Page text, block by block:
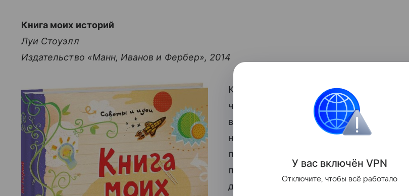
Книга моих историй
Луи Стоуэлл
Издательство «Манн, Иванов и Фербер», 2014
Конечно, кто-то скажет, что для того,
чтобы писать книги, нужен талант. И
вообще, так просто ничего не напишешь,
нужно долго и усердно учиться
писательскому мастерству у
профессионалов. «Книга моих историй»
доказывает, что это вовсе не так. Для
У вас включён VPN
Отключите, чтобы всё работало